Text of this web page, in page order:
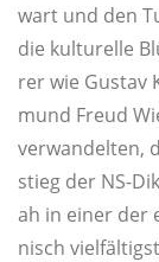
wart und den
die kul­tu­rel­le
rer wie Gus­tav
mund Freud
ver­wan­del­ten,
stieg der NS-
ah in einer der
nisch